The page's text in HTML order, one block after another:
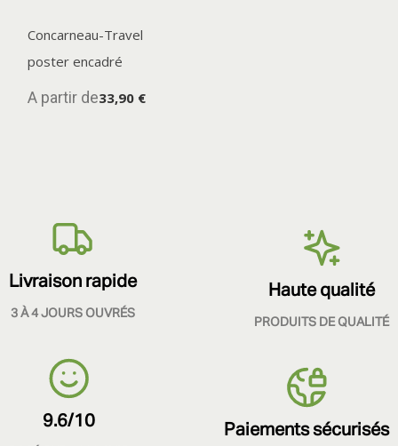
Concarneau-Travel
poster encadré
A partir de33,90 €
Livraison rapide
3 À 4 JOURS OUVRÉS
Haute qualité
PRODUITS DE QUALITÉ
9.6/10 Paiements sécurisés